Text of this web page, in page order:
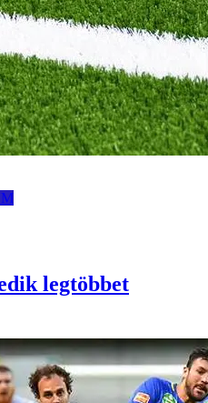
legtöbbet